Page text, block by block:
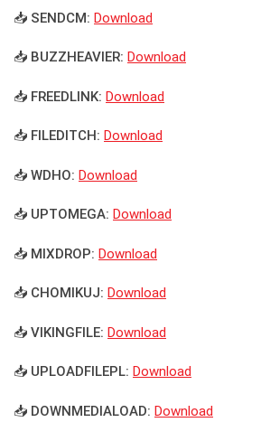
📥 SENDCM: Download
📥 BUZZHEAVIER: Download
📥 FREEDLINK: Download
📥 FILEDITCH: Download
📥 WDHO: Download
📥 UPTOMEGA: Download
📥 MIXDROP: Download
📥 CHOMIKUJ: Download
📥 VIKINGFILE: Download
📥 UPLOADFILEPL: Download
📥 DOWNMEDIALOAD: Download